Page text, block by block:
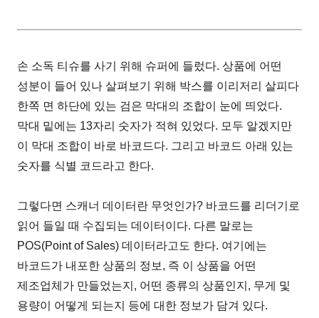
손 소독 티슈를 사기 위해 슈퍼에 들렀다. 상품에 어떤
성분이 들어 있나 살펴보기 위해 박스를 이리저리 살피다
한쪽 면 하단에 있는 검은 막대의 조합이 눈에 띄었다.
막대 밑에는 13자리 숫자가 적혀 있었다. 모두 알겠지만
이 막대 조합이 바로 바코드다. 그리고 바코드 아래 있는
숫자를 식별 코드라고 한다.
그렇다면 스캐너 데이터란 무엇인가? 바코드를 리더기로
읽어 들일 때 수집되는 데이터이다. 다른 말로는
POS(Point of Sales) 데이터라고도 한다. 여기에는
바코드가 내포한 상품의 정보, 즉 이 상품을 어떤
제조업체가 만들었는지, 어떤 종류의 상품인지, 무게 및
용량이 어떻게 되는지 등에 대한 정보가 담겨 있다.